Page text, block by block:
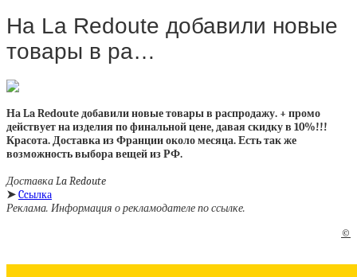
На La Redoute добавили новые
товары в ра…
На La Redoute добавили новые товары в распродажу. + промо
действует на изделия по финальной цене, давая скидку в 10%!!!
Красота. Доставка из Франции около месяца. Есть так же
возможность выбора вещей из РФ.
Доставка La Redoute
➤Ccылка
Реклама. Информация о рекламодателе по ссылке.
©